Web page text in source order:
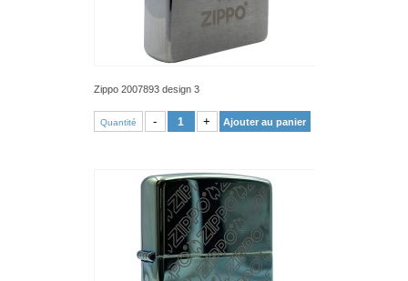
Zippo 2007893 design 3
Quantité - + Ajouter au panier